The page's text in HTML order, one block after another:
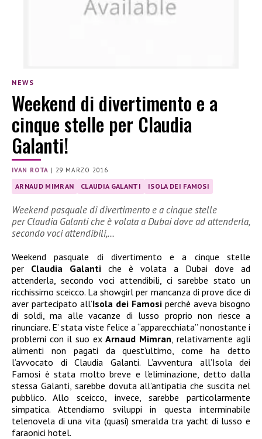
NEWS
Weekend di divertimento e a
cinque stelle per Claudia
Galanti!
IVAN ROTA | 29 MARZO 2016
ARNAUD MIMRAN CLAUDIA GALANTI ISOLA DEI FAMOSI
Weekend pasquale di divertimento e a cinque stelle
per Claudia Galanti che è volata a Dubai dove ad attenderla,
secondo voci attendibili,…
Weekend pasquale di divertimento e a cinque stelle
per Claudia Galanti che è volata a Dubai dove ad
attenderla, secondo voci attendibili, ci sarebbe stato un
ricchissimo sceicco. La showgirl per mancanza di prove dice di
aver partecipato all’Isola dei Famosi perchè aveva bisogno
di soldi, ma alle vacanze di lusso proprio non riesce a
rinunciare. E’ stata viste felice a “apparecchiata” nonostante i
problemi con il suo exArnaud Mimran , relativamente agli
alimenti non pagati da quest’ultimo, come ha detto
l’avvocato di Claudia Galanti. L’avventura all’Isola dei
Famosi è stata molto breve e l’eliminazione, detto dalla
stessa Galanti, sarebbe dovuta all’antipatia che suscita nel
pubblico. Allo sceicco, invece, sarebbe particolarmente
simpatica. Attendiamo sviluppi in questa interminabile
telenovela di una vita (quasi) smeralda tra yacht di lusso e
faraonici hotel.